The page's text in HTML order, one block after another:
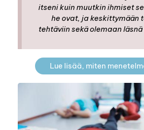
itseni kuin muutkin ihmiset
he ovat, ja keskittymään
tehtäviin sekä olemaan
Lue lisää, miten